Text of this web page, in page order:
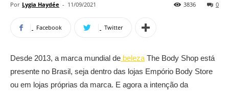
Por Lygia Haydée - 11/09/2021 0
3836
Facebook Twitter
Desde 2013, a marca mundial de beleza The Body Shop está
presente no Brasil, seja dentro das lojas Empório Body Store
ou em lojas próprias da marca. E agora a intenção da